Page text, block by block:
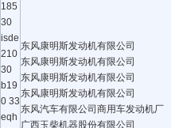
185
30
isde
210
30
b19
0 33
eqh
东风康明斯发动机有限公司
东风康明斯发动机有限公司
东风康明斯发动机有限公司
东风康明斯发动机有限公司
东风汽车有限公司商用车发动机厂
广西玉柴机器股份有限公司